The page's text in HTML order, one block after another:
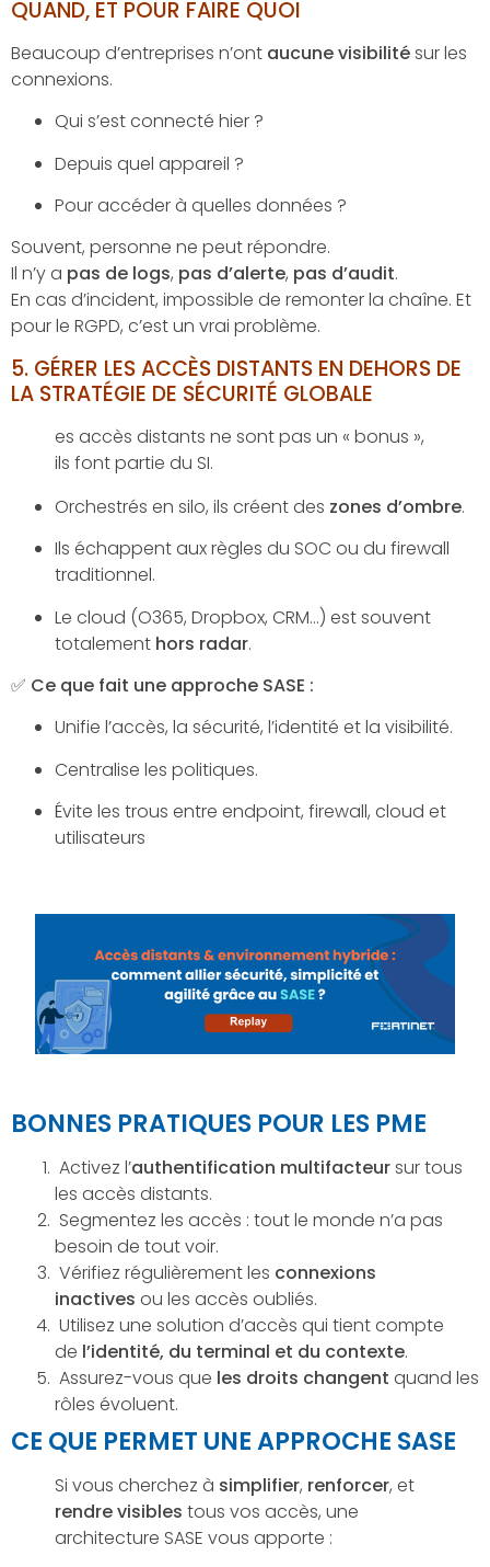
QUAND, ET POUR FAIRE QUOI
Beaucoup d’entreprises n’ont aucune visibilitésur les
connexions.
Qui s’est connecté hier ?
Depuis quel appareil ?
Pour accéder à quelles données ?
Souvent, personne ne peut répondre.
Il n’y a pas de logs, pas d’alerte, pas d’audit.
En cas d’incident, impossible de remonter la chaîne. Et
pour le RGPD, c’est un vrai problème.
5. GÉRER LES ACCÈS DISTANTS EN DEHORS DE
LA STRATÉGIE DE SÉCURITÉ GLOBALE
es accès distants ne sont pas un « bonus »,
ils font partie du SI.
Orchestrés en silo, ils créent des zones d’ombre.
Ils échappent aux règles du SOC ou du firewall
traditionnel.
Le cloud (O365, Dropbox, CRM…) est souvent
totalement hors radar.
✅ Ce que fait une approche SASE :
Unifie l’accès, la sécurité, l’identité et la visibilité.
Centralise les politiques.
Évite les trous entre endpoint, firewall, cloud et
utilisateurs
BONNES PRATIQUES POUR LES PME
Activez l’authentification multifacteursur tous
les accès distants.
Segmentez les accès : tout le monde n’a pas
besoin de tout voir.
Vérifiez régulièrement les connexions
inactives ou les accès oubliés.
Utilisez une solution d’accès qui tient compte
de l’identité, du terminal et du contexte.
Assurez-vous que les droits changent quand les
rôles évoluent.
CE QUE PERMET UNE APPROCHE SASE
Si vous cherchez à simplifier, renforcer, et
rendre visibles tous vos accès, une
architecture SASE vous apporte :